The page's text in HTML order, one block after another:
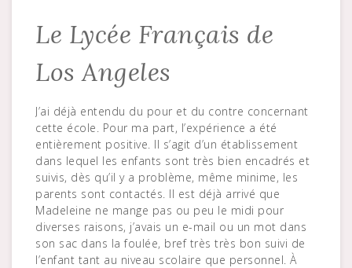
Le Lycée Français de
Los Angeles
J’ai déjà entendu du pour et du contre concernant
cette école. Pour ma part, l’expérience a été
entièrement positive. Il s’agit d’un établissement
dans lequel les enfants sont très bien encadrés et
suivis, dès qu’il y a problème, même minime, les
parents sont contactés. Il est déjà arrivé que
Madeleine ne mange pas ou peu le midi pour
diverses raisons, j’avais un e-mail ou un mot dans
son sac dans la foulée, bref très très bon suivi de
l’enfant tant au niveau scolaire que personnel. À